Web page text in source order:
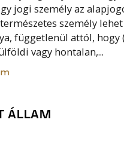
jogi személy az
személy lehet
függetlenül attól, hogy
vagy hontalan,...
ÁLLAM